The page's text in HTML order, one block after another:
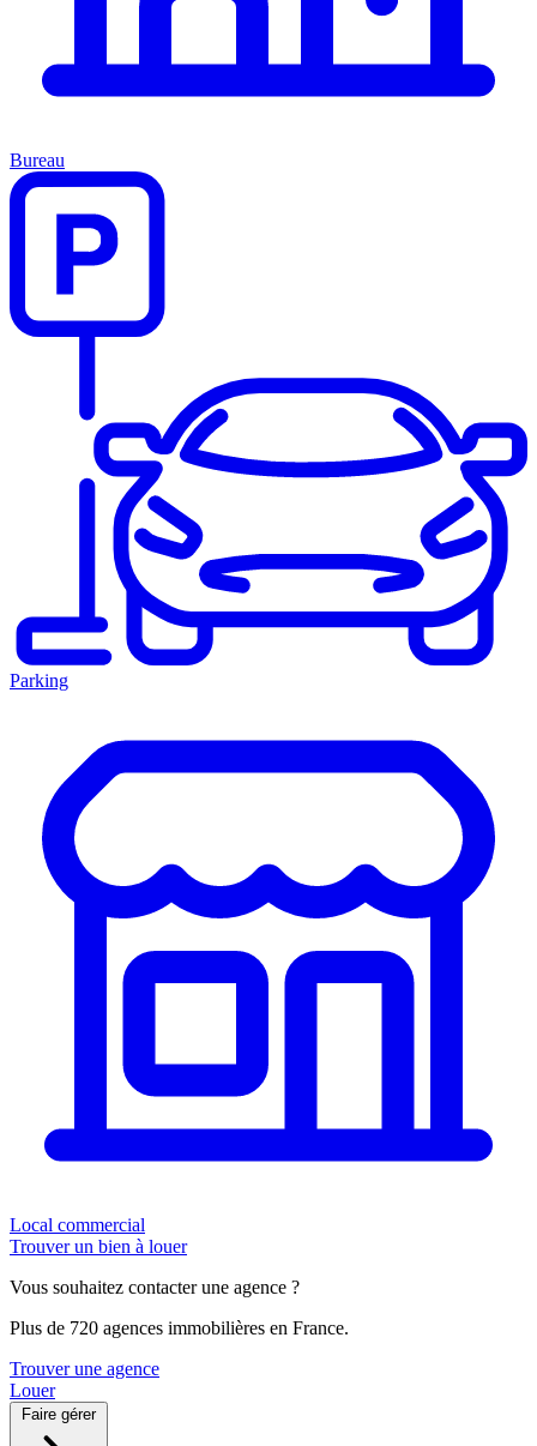
Bureau
Parking
Local commercial
Trouver un bien à louer
Vous souhaitez contacter une agence ?
Plus de 720 agences immobilières en France.
Trouver une agence
Louer
Faire gérer